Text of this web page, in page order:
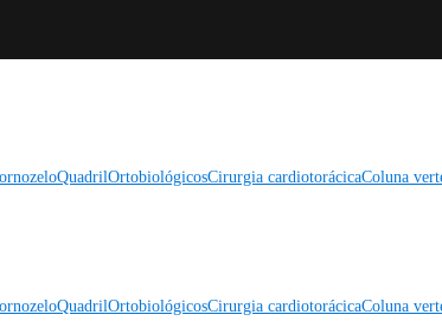
QuadrilOrtobiológicosCirurgia cardiotorácicaColuna
QuadrilOrtobiológicosCirurgia cardiotorácicaColuna